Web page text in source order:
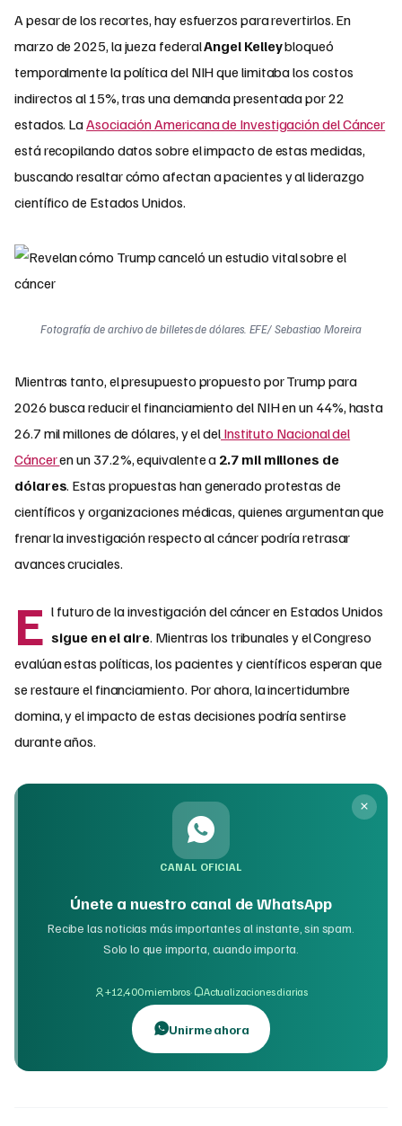
A pesar de los recortes, hay esfuerzos para revertirlos. En
marzo de 2025, la jueza federalAngel Kelleybloqueó
temporalmente la política del NIH que limitaba los costos
indirectos al 15%, tras una demanda presentada por 22
estados. LaAsociación Americana de Investigación del Cáncer
está recopilando datos sobre el impacto de estas medidas,
buscando resaltar cómo afectan a pacientes y al liderazgo
científico de Estados Unidos.
Fotografía de archivo de billetes de dólares. EFE/ Sebastiao Moreira
Mientras tanto, el presupuesto propuesto por Trump para
2026 busca reducir el financiamiento del NIH en un 44%, hasta
26.7 mil millones de dólares, y el delInstituto Nacional del
Cánceren un 37.2%, equivalente a 2.7 mil millones de
dólares. Estas propuestas han generado protestas de
científicos y organizaciones médicas, quienes argumentan que
frenar la investigación respecto al cáncer podría retrasar
avances cruciales.
E l futuro de la investigación del cáncer en Estados Unidos
sigue en el aire. Mientras los tribunales y el Congreso
evalúan estas políticas, los pacientes y científicos esperan que
se restaure el financiamiento. Por ahora, la incertidumbre
domina, y el impacto de estas decisiones podría sentirse
durante años.
CANAL OFICIAL
Únete a nuestro canal de WhatsApp
Recibe las noticias más importantes al instante, sin spam.
Solo lo que importa, cuando importa.
+12,400 miembros· Actualizaciones diarias
Unirme ahora